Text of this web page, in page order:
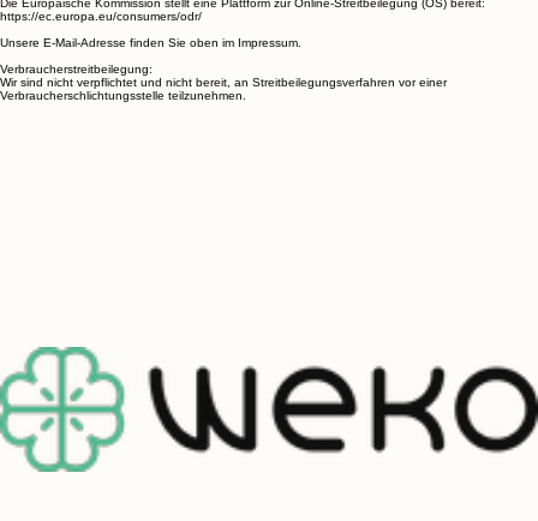
Die Europäische Kommission stellt eine Plattform zur Online-Streitbeilegung (OS) bereit:
https://ec.europa.eu/consumers/odr/
Unsere E-Mail-Adresse finden Sie oben im Impressum.
Verbraucherstreitbeilegung:
Wir sind nicht verpflichtet und nicht bereit, an Streitbeilegungsverfahren vor einer
Verbraucherschlichtungsstelle teilzunehmen.